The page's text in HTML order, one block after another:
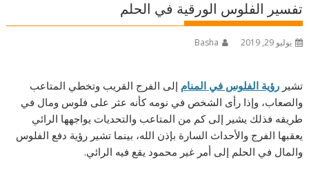
تفسير الفلوس الورقية في الحلم
يوليو 29, 2019 Basha
تشيررؤية الفلوس في المنام إلى الفرج القريب وتخطي المتاعب
والصعاب، وإذا رأى الشخص في نومه كأنه عثر على فلوس ومال في
طريقه فذلك يشير إلى كم من المتاعب والتحديات يواجهها الرائي
يعقبها الفرج والأحداث السارة بإذن الله، بينما تشير رؤية دفع الفلوس
والمال في الحلم إلى أمر غير محمود يقع فيه الرائي.